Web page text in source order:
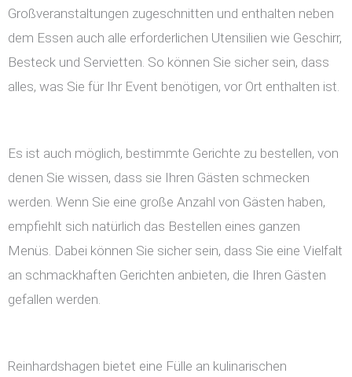
Großveranstaltungen zugeschnitten und enthalten neben
dem Essen auch alle erforderlichen Utensilien wie Geschirr,
Besteck und Servietten. So können Sie sicher sein, dass
alles, was Sie für Ihr Event benötigen, vor Ort enthalten ist.
Es ist auch möglich, bestimmte Gerichte zu bestellen, von
denen Sie wissen, dass sie Ihren Gästen schmecken
werden. Wenn Sie eine große Anzahl von Gästen haben,
empfiehlt sich natürlich das Bestellen eines ganzen
Menüs. Dabei können Sie sicher sein, dass Sie eine Vielfalt
an schmackhaften Gerichten anbieten, die Ihren Gästen
gefallen werden.
Reinhardshagen bietet eine Fülle an kulinarischen